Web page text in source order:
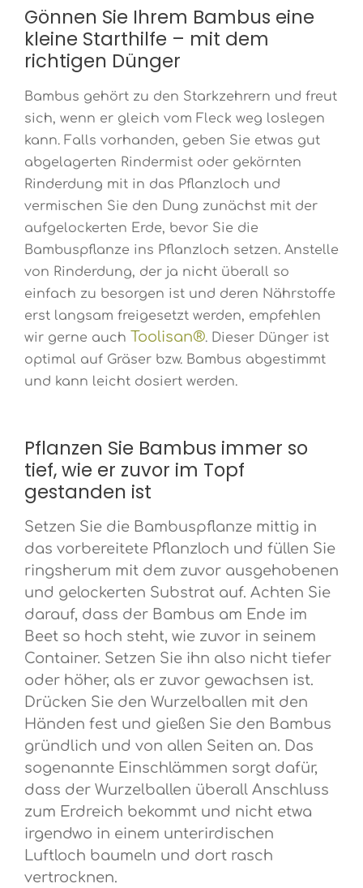
Gönnen Sie Ihrem Bambus eine
kleine Starthilfe – mit dem
richtigen Dünger
Bambus gehört zu den Starkzehrern und freut
sich, wenn er gleich vom Fleck weg loslegen
kann. Falls vorhanden, geben Sie etwas gut
abgelagerten Rindermist oder gekörnten
Rinderdung mit in das Pflanzloch und
vermischen Sie den Dung zunächst mit der
aufgelockerten Erde, bevor Sie die
Bambuspflanze ins Pflanzloch setzen. Anstelle
von Rinderdung, der ja nicht überall so
einfach zu besorgen ist und deren Nährstoffe
erst langsam freigesetzt werden, empfehlen
wir gerne auch Toolisan®. Dieser Dünger ist
optimal auf Gräser bzw. Bambus abgestimmt
und kann leicht dosiert werden.
Pflanzen Sie Bambus immer so
tief, wie er zuvor im Topf
gestanden ist
Setzen Sie die Bambuspflanze mittig in
das vorbereitete Pflanzloch und füllen Sie
ringsherum mit dem zuvor ausgehobenen
und gelockerten Substrat auf. Achten Sie
darauf, dass der Bambus am Ende im
Beet so hoch steht, wie zuvor in seinem
Container. Setzen Sie ihn also nicht tiefer
oder höher, als er zuvor gewachsen ist.
Drücken Sie den Wurzelballen mit den
Händen fest und gießen Sie den Bambus
gründlich und von allen Seiten an. Das
sogenannte Einschlämmen sorgt dafür,
dass der Wurzelballen überall Anschluss
zum Erdreich bekommt und nicht etwa
irgendwo in einem unterirdischen
Luftloch baumeln und dort rasch
vertrocknen.